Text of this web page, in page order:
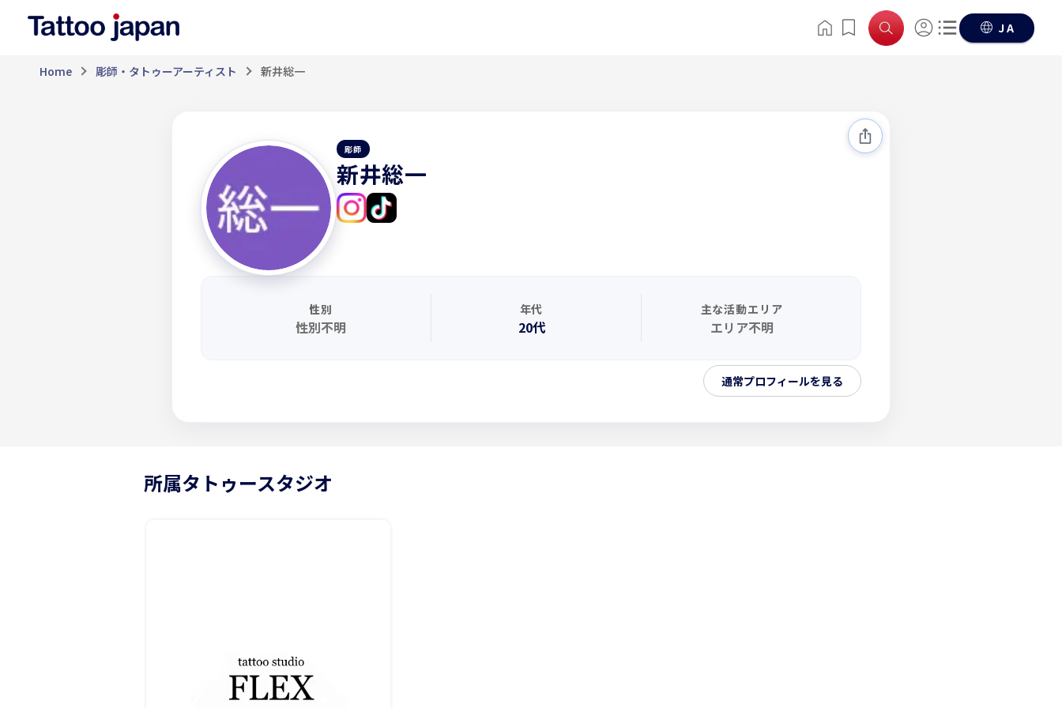
JA
Home 彫師・タトゥーアーティスト 新井総一
彫師
新井総一
性別
性別不明
年代
20代
主な活動エリア
エリア不明
通常プロフィールを見る
所属タトゥースタジオ